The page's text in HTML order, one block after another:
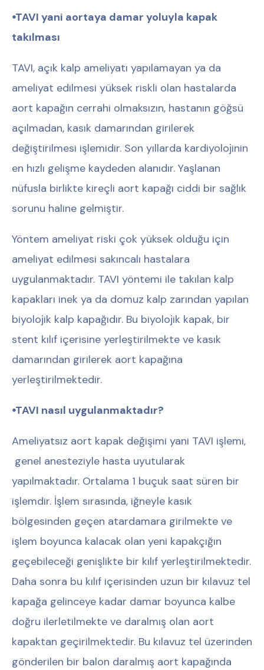
⦁TAVI yani aortaya damar yoluyla kapak
takılması
TAVI, açık kalp ameliyatı yapılamayan ya da
ameliyat edilmesi yüksek riskli olan hastalarda
aort kapağın cerrahi olmaksızın, hastanın göğsü
açılmadan, kasık damarından girilerek
değiştirilmesi işlemidir. Son yıllarda kardiyolojinin
en hızlı gelişme kaydeden alanıdır. Yaşlanan
nüfusla birlikte kireçli aort kapağı ciddi bir sağlık
sorunu haline gelmiştir.
Yöntem ameliyat riski çok yüksek olduğu için
ameliyat edilmesi sakıncalı hastalara
uygulanmaktadır. TAVI yöntemi ile takılan kalp
kapakları inek ya da domuz kalp zarından yapılan
biyolojik kalp kapağıdır. Bu biyolojik kapak, bir
stent kılıf içerisine yerleştirilmekte ve kasık
damarından girilerek aort kapağına
yerleştirilmektedir.
⦁TAVI nasıl uygulanmaktadır?
Ameliyatsız aort kapak değişimi yani TAVI işlemi,
genel anesteziyle hasta uyutularak
yapılmaktadır. Ortalama 1 buçuk saat süren bir
işlemdir. İşlem sırasında, iğneyle kasık
bölgesinden geçen atardamara girilmekte ve
işlem boyunca kalacak olan yeni kapakçığın
geçebileceği genişlikte bir kılıf yerleştirilmektedir.
Daha sonra bu kılıf içerisinden uzun bir kılavuz tel
kapağa gelinceye kadar damar boyunca kalbe
doğru ilerletilmekte ve daralmış olan aort
kapaktan geçirilmektedir. Bu kılavuz tel üzerinden
gönderilen bir balon daralmış aort kapağında